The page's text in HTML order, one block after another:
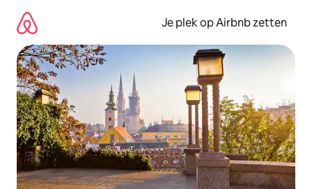
direct
naar
inhoud
Je plek op Airbnb zetten